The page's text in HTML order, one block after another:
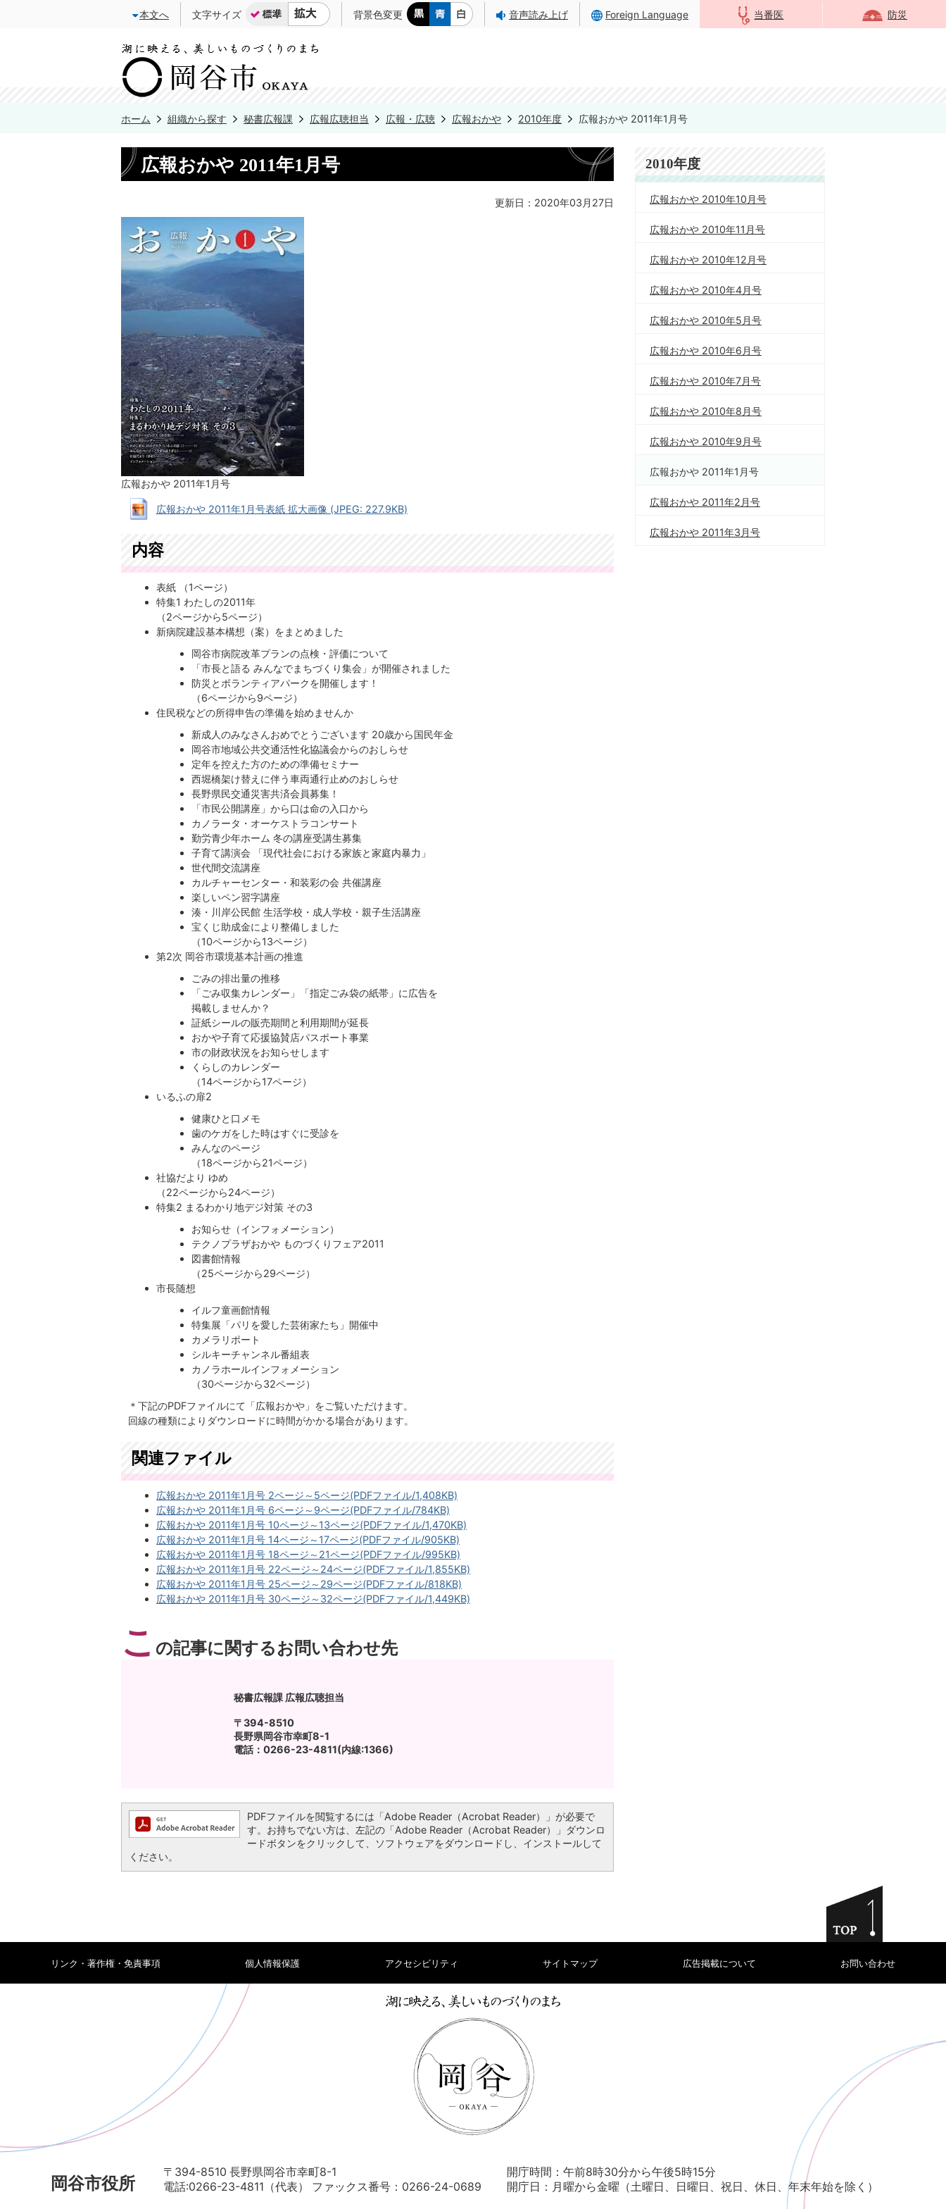
本文へ 文字サイズ 背景色変更 音声読み上げ Foreign Language 当番医 防災
ホーム 組織から探す 秘書広報課 広報広聴担当 広報・広聴 広報おかや 2010年度 広報おかや 2011年1月号
広報おかや 2011年1月号
更新日：2020年03月27日
広報おかや 2011年1月号
広報おかや 2011年1月号表紙 拡大画像 (JPEG: 227.9KB)
内容
表紙 （1ページ）
特集1 わたしの2011年
（2ページから5ページ）
新病院建設基本構想（案）をまとめました
岡谷市病院改革プランの点検・評価について
「市長と語る みんなでまちづくり集会」が開催されました
防災とボランティアパークを開催します！
（6ページから9ページ）
住民税などの所得申告の準備を始めませんか
新成人のみなさんおめでとうございます 20歳から国民年金
岡谷市地域公共交通活性化協議会からのおしらせ
定年を控えた方のための準備セミナー
西堀橋架け替えに伴う車両通行止めのおしらせ
長野県民交通災害共済会員募集！
「市民公開講座」から口は命の入口から
カノラータ・オーケストラコンサート
勤労青少年ホーム 冬の講座受講生募集
子育て講演会 「現代社会における家族と家庭内暴力」
世代間交流講座
カルチャーセンター・和装彩の会 共催講座
楽しいペン習字講座
湊・川岸公民館 生活学校・成人学校・親子生活講座
宝くじ助成金により整備しました
（10ページから13ページ）
第2次 岡谷市環境基本計画の推進
ごみの排出量の推移
「ごみ収集カレンダー」「指定ごみ袋の紙帯」に広告を
掲載しませんか？
証紙シールの販売期間と利用期間が延長
おかや子育て応援協賛店パスポート事業
市の財政状況をお知らせします
くらしのカレンダー
（14ページから17ページ）
いるふの扉2
健康ひと口メモ
歯のケガをした時はすぐに受診を
みんなのページ
（18ページから21ページ）
社協だより ゆめ
​​​​​​​（22ページから24ページ）
特集2 まるわかり地デジ対策 その3
お知らせ（インフォメーション）
テクノプラザおかや ものづくりフェア2011
図書館情報
（25ページから29ページ）
市長随想
イルフ童画館情報
特集展「パリを愛した芸術家たち」開催中
カメラリポート
シルキーチャンネル番組表
カノラホールインフォメーション
​​​​​​​（30ページから32ページ）
＊下記のPDFファイルにて「広報おかや」をご覧いただけます。
回線の種類によりダウンロードに時間がかかる場合があります。
関連ファイル
広報おかや 2011年1月号 2ページ～5ページ(PDFファイル/1,408KB)
広報おかや 2011年1月号 6ページ～9ページ(PDFファイル/784KB)
広報おかや 2011年1月号 10ページ～13ページ(PDFファイル/1,470KB)
広報おかや 2011年1月号 14ページ～17ページ(PDFファイル/905KB)
広報おかや 2011年1月号 18ページ～21ページ(PDFファイル/995KB)
広報おかや 2011年1月号 22ページ～24ページ(PDFファイル/1,855KB)
広報おかや 2011年1月号 25ページ～29ページ(PDFファイル/818KB)
広報おかや 2011年1月号 30ページ～32ページ(PDFファイル/1,449KB)
こ の記事に関するお問い合わせ先
秘書広報課 広報広聴担当
〒394-8510
長野県岡谷市幸町8-1
電話：0266-23-4811(内線:1366)
PDFファイルを閲覧するには「Adobe Reader（Acrobat Reader）」が必要で
す。お持ちでない方は、左記の「Adobe Reader（Acrobat Reader）」ダウンロ
ードボタンをクリックして、ソフトウェアをダウンロードし、インストールして
ください。
2010年度
広報おかや 2010年10月号
広報おかや 2010年11月号
広報おかや 2010年12月号
広報おかや 2010年4月号
広報おかや 2010年5月号
広報おかや 2010年6月号
広報おかや 2010年7月号
広報おかや 2010年8月号
広報おかや 2010年9月号
広報おかや 2011年1月号
広報おかや 2011年2月号
広報おかや 2011年3月号
リンク・著作権・免責事項 個人情報保護 アクセシビリティ サイトマップ 広告掲載について お問い合わせ
岡谷市役所
〒394-8510 長野県岡谷市幸町8-1
電話:0266-23-4811（代表） ファックス番号：0266-24-0689
開庁時間：午前8時30分から午後5時15分
開庁日：月曜から金曜（土曜日、日曜日、祝日、休日、年末年始を除く）